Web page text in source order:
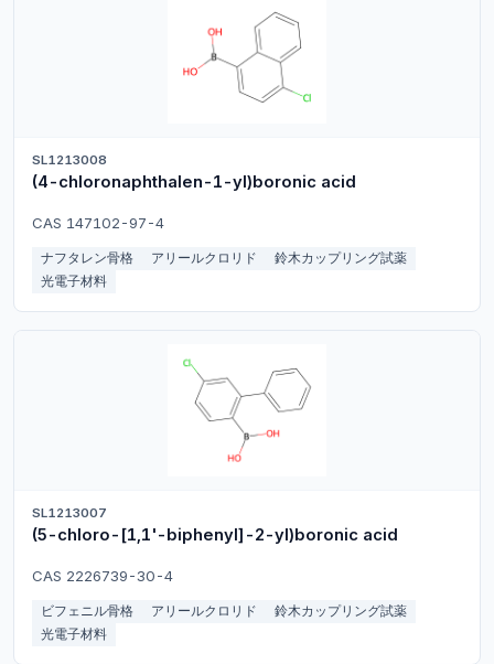
SL1213008
(4-chloronaphthalen-1-yl)boronic acid
CAS 147102-97-4
ナフタレン骨格 アリールクロリド
鈴木カップリング試薬
光電子材料
SL1213007
(5-chloro-[1,1'-biphenyl]-2-yl)boronic acid
CAS 2226739-30-4
ビフェニル骨格 アリールクロリド
鈴木カップリング試薬
光電子材料